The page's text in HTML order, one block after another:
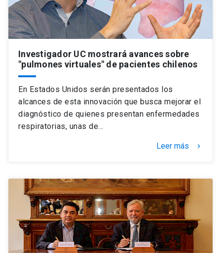
Investigador UC mostrará avances sobre
"pulmones virtuales" de pacientes chilenos
En Estados Unidos serán presentados los
alcances de esta innovación que busca mejorar el
diagnóstico de quienes presentan enfermedades
respiratorias, unas de…
Leer más keyboard_arrow_right